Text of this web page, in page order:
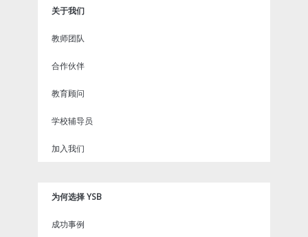
o
k
关于我们
教师团队
合作伙伴
教育顾问
学校辅导员
加入我们
为何选择 YSB
成功事例